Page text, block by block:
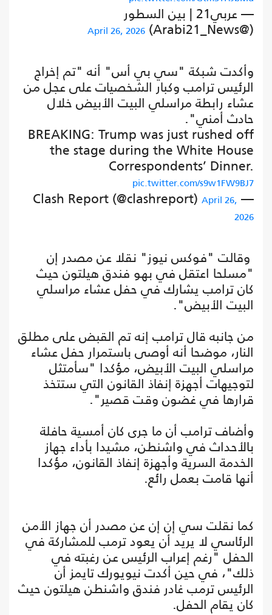
— عربي21 | بين السطور
(@Arabi21_News)
April 26, 2026
وأكدت شبكة "سي بي أس" أنه "تم إخراج
الرئيس ترامب وكبار الشخصيات على عجل من
عشاء رابطة مراسلي البيت الأبيض خلال
حادث أمني".
BREAKING: Trump was just rushed off
the stage during the White House
Correspondents’ Dinner.
pic.twitter.com/s9w1FW9BJ7
— Clash Report (@clashreport)
April 26,
2026
وقالت "فوكس نيوز" نقلا عن مصدر إن
"مسلحا اعتقل في بهو فندق هيلتون حيث
كان ترامب يشارك في حفل عشاء مراسلي
البيت الأبيض".
من جانبه قال ترامب إنه تم القبض على مطلق
النار، موضحا أنه أوصى باستمرار حفل عشاء
مراسلي البيت الأبيض، مؤكدا "سأمتثل
لتوجيهات أجهزة إنفاذ القانون التي ستتخذ
قرارها في غضون وقت قصير".
وأضاف ترامب أن ما جرى كان أمسية حافلة
بالأحداث في واشنطن، مشيدا بأداء جهاز
الخدمة السرية وأجهزة إنفاذ القانون، مؤكدا
أنها قامت بعمل رائع.
كما نقلت سي إن إن عن مصدر أن جهاز الأمن
الرئاسي لا يريد أن يعود ترمب للمشاركة في
الحفل "رغم إعراب الرئيس عن رغبته في
ذلك"، في حين أكدت نيويورك تايمز أن
الرئيس ترمب غادر فندق واشنطن هيلتون حيث
كان يقام الحفل.